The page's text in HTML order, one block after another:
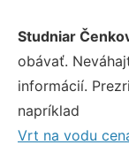
Studniar
obávať.
informácií.
napríklad
Vrt na vodu